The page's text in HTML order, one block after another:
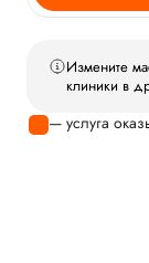
Измените
клиники в
— услуга